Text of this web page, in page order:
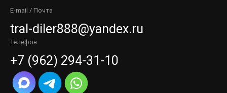
E-mail / Почта
tral-diler888@yandex.ru
Телефон
+7 (962) 294-31-10